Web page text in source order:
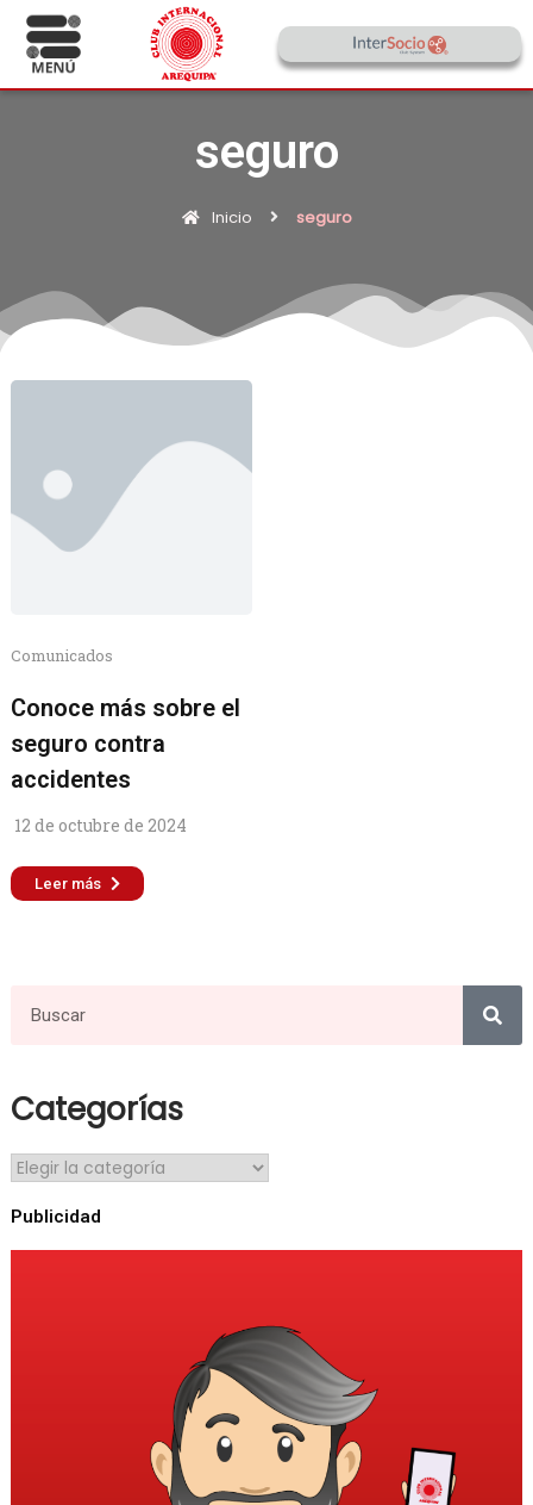
seguro
Inicio seguro
Comunicados
Conoce más sobre el
seguro contra
accidentes
12 de octubre de 2024
Leer más
Categorías
Publicidad